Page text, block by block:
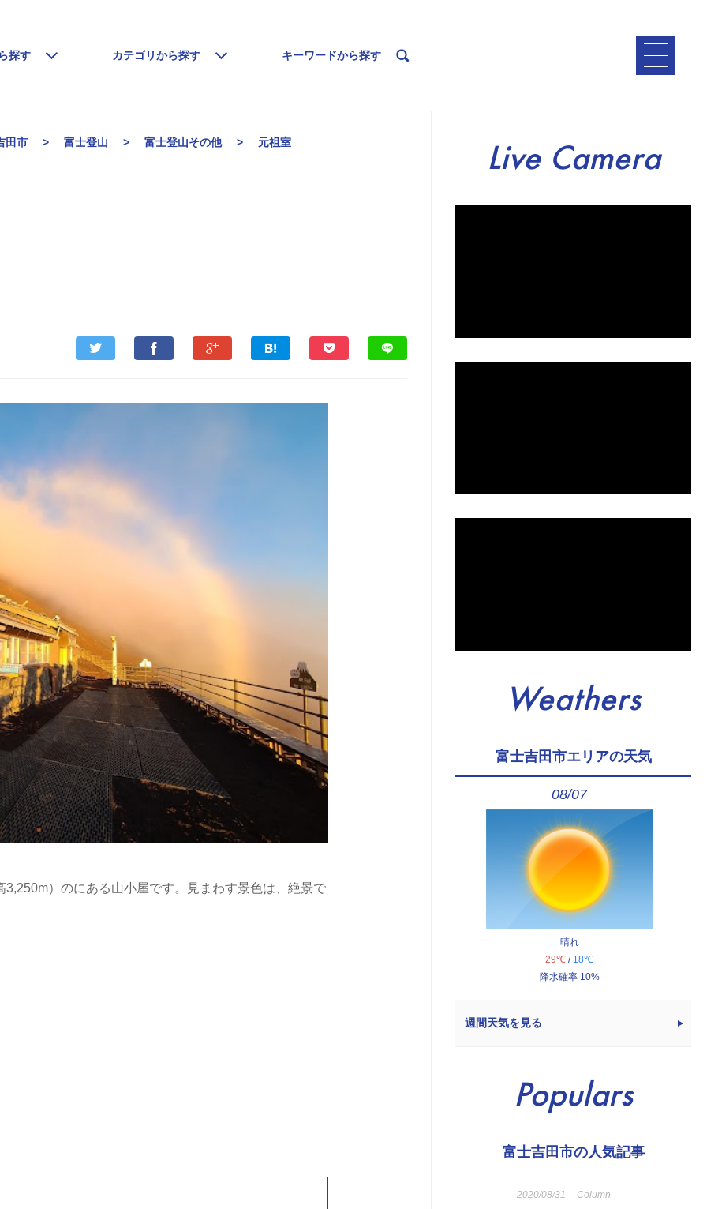
探す カテゴリから探す キーワードから探す
田市 富士登山 富士登山その他 元祖室
）のにある山小屋です。見まわす景色は、絶景で
Live Camera
Weathers
富士吉田市エリアの天気
08/07
晴れ
29℃ / 18℃
降水確率 10%
週間天気を見る
Populars
富士吉田市の人気記事
2020/08/31 Column